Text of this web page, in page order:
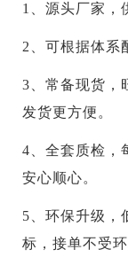
1、源头厂家，
2、可根据体系
3、常备现货，
发货更方便。
4、全套质检，
安心顺心。
5、环保升级，
标，接单不受